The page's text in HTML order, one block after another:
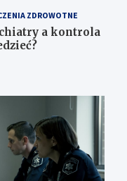
ZDROWOTNE
a kontrola